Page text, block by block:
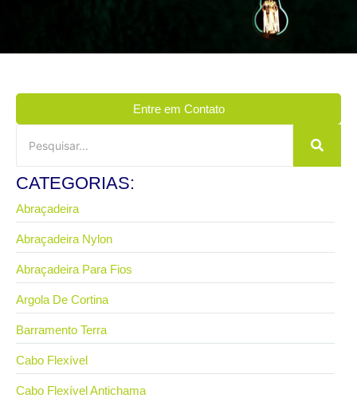
Entre em Contato
CATEGORIAS:
Abraçadeira
Abraçadeira Nylon
Abraçadeira Para Fios
Argola De Cortina
Barramento Terra
Cabo Flexível
Cabo Flexível Antichama